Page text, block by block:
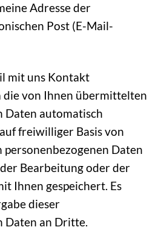
Adresse der
Post (E-Mail-
mit uns Kontakt
die von Ihnen übermittelten
Daten automatisch
freiwilliger Basis von
Daten
Bearbeitung oder der
Ihnen gespeichert. Es
dieser
Daten an Dritte.